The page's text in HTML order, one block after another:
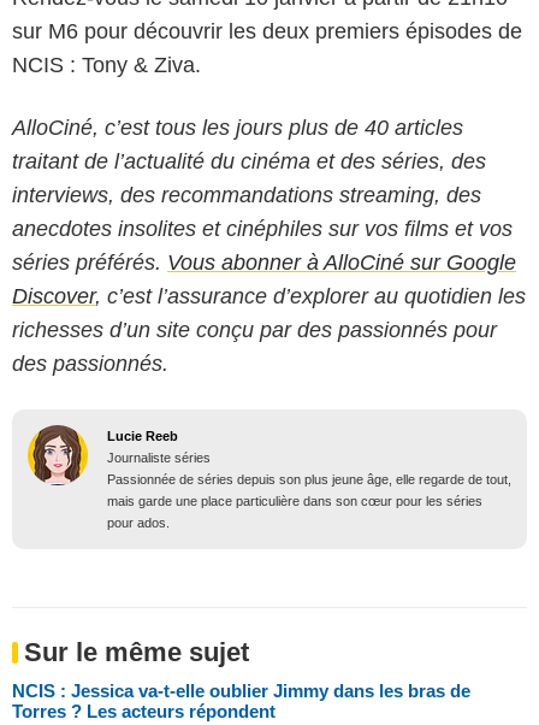
sur M6 pour découvrir les deux premiers épisodes de
NCIS : Tony & Ziva.
AlloCiné, c’est tous les jours plus de 40 articles
traitant de l’actualité du cinéma et des séries, des
interviews, des recommandations streaming, des
anecdotes insolites et cinéphiles sur vos films et vos
séries préférés. Vous abonner à AlloCiné sur Google
Discover, c’est l’assurance d’explorer au quotidien les
richesses d’un site conçu par des passionnés pour
des passionnés.
Lucie Reeb
Journaliste séries
Passionnée de séries depuis son plus jeune âge, elle regarde de tout,
mais garde une place particulière dans son cœur pour les séries
pour ados.
Sur le même sujet
NCIS : Jessica va-t-elle oublier Jimmy dans les bras de
Torres ? Les acteurs répondent